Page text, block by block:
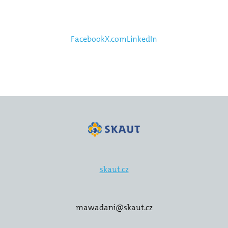
FacebookX.comLinkedIn
skaut.cz
mawadani@skaut.cz